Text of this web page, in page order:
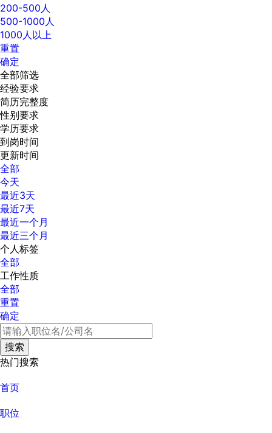
200-500人
500-1000人
1000人以上
重置
确定
全部筛选
经验要求
简历完整度
性别要求
学历要求
到岗时间
更新时间
全部
今天
最近3天
最近7天
最近一个月
最近三个月
个人标签
全部
工作性质
全部
重置
确定
热门搜索
首页
职位